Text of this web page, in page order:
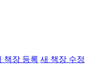
책장 등록 새 책장 수정